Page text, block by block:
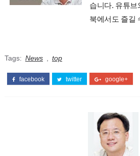
습니다. 유튜
북에서도 즐길
Tags: News top
facebook twitter google+